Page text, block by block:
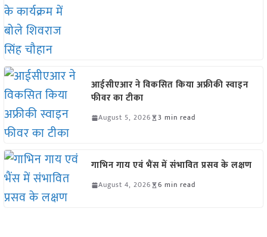
आईसीएआर ने विकसित किया अफ्रीकी स्वाइन
फीवर का टीका
August 5, 2026 3 min read
गाभिन गाय एवं भैंस में संभावित प्रसव के लक्षण
August 4, 2026 6 min read